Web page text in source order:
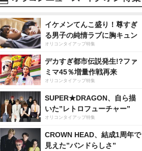
イケメンてんこ盛り！尊すぎ
る男子の純情ラブに胸キュン
オリコンタイアップ特集
デカすぎ都市伝説発生!?ファ
ミマ45％増量作戦再来
オリコンタイアップ特集
SUPER★DRAGON、自ら描
いた”レトロフューチャー”
オリコンタイアップ特集
CROWN HEAD、結成1周年で
見えた”バンドらしさ”